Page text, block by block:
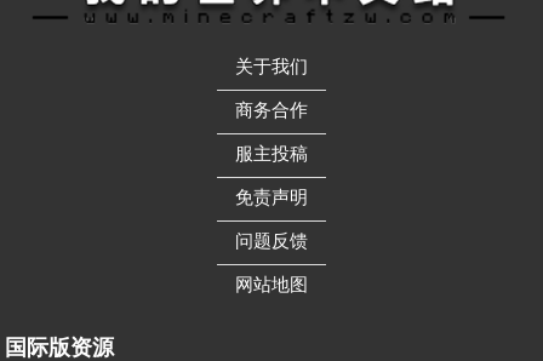
关于我们
——————
商务合作
——————
服主投稿
——————
免责声明
——————
问题反馈
——————
网站地图
国际版资源